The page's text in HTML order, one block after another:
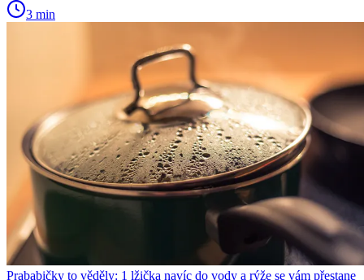
3 min
Prababičky to věděly: 1 lžička navíc do vody a rýže se vám přestane